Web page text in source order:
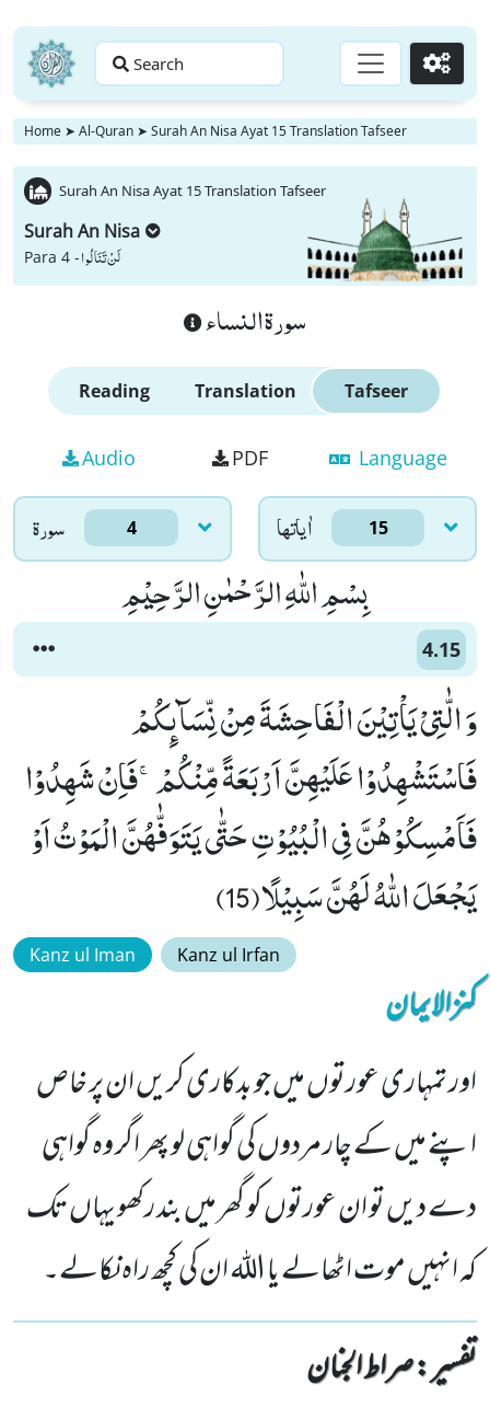
Search Go
Home ➤ Al-Quran ➤ Surah An Nisa Ayat 15 Translation Tafseer
Surah An Nisa Ayat 15 Translation Tafseer
Surah An Nisa
Para 4 -لَنْ تَنَالُوا
سورة النساء
Reading Translation Tafseer
Audio PDF Language
سورۃ 4 اٰياتها 15
بِسْمِ اللّٰهِ الرَّحْمٰنِ الرَّحِیْمِ
4.15
وَ الّٰتِیْ یَاْتِیْنَ الْفَاحِشَةَ مِنْ نِّسَآىٕكُمْ
فَاسْتَشْهِدُوْا عَلَیْهِنَّ اَرْبَعَةً مِّنْكُمْۚ-فَاِنْ شَهِدُوْا
فَاَمْسِكُوْهُنَّ فِی الْبُیُوْتِ حَتّٰى یَتَوَفّٰهُنَّ الْمَوْتُ اَوْ
یَجْعَلَ اللّٰهُ لَهُنَّ سَبِیْلًا(15)
Kanz ul Iman Kanz ul Irfan
کنزالایمان
اور تمہاری عورتوں میں جو بدکاری کریں ان پر خاص
اپنے میں کے چار مردوں کی گواہی لو پھر اگر وہ گواہی
دے دیں تو ان عورتوں کو گھر میں بند رکھو یہاں تک
کہ انہیں موت اٹھالے یا اللہ ان کی کچھ راہ نکالے۔
تفسیر : ‎صراط الجنان